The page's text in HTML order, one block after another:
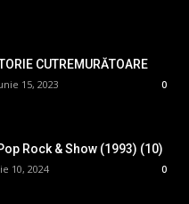
CUTREMURĂTOARE
15, 2023 0
Rock & Show (1993) (10)
10, 2024 0